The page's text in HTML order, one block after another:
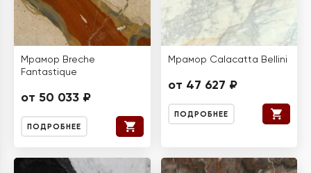
Мрамор Breche
Fantastique
от 50 033 ₽
ПОДРОБНЕЕ
Мрамор Calacatta Bellini
от 47 627 ₽
ПОДРОБНЕЕ